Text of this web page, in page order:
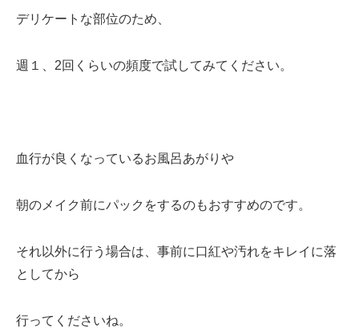
デリケートな部位のため、
週１、2回くらいの頻度で試してみてください。
血行が良くなっているお風呂あがりや
朝のメイク前にパックをするのもおすすめのです。
それ以外に行う場合は、事前に口紅や汚れをキレイに落
としてから
行ってくださいね。